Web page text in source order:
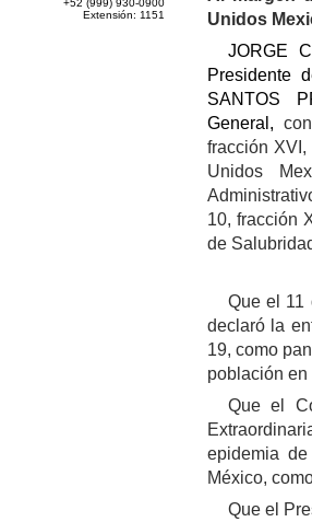
+52 (999) 930-0900
Extensión: 1151
Unidos
JORGE
Presidente
SANTOS
General,
fracción
Unidos
10, fracción
de
Que el 11
declaró la
19, como
población en
Que el
epidemia
México,
Que el